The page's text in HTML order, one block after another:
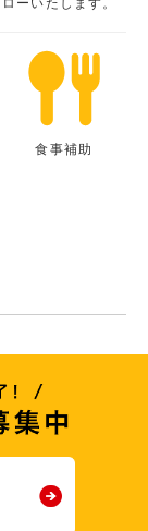
ーいたします。
食事補助